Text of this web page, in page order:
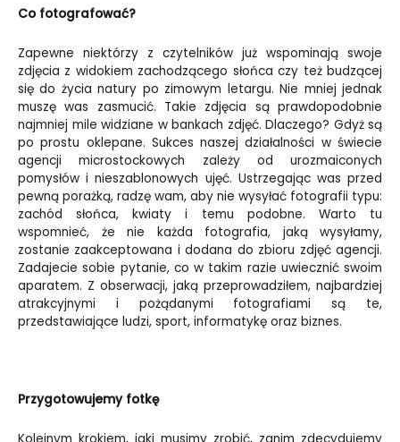
Co fotografować?
Zapewne niektórzy z czytelników już wspominają swoje
zdjęcia z widokiem zachodzącego słońca czy też budzącej
się do życia natury po zimowym letargu. Nie mniej jednak
muszę was zasmucić. Takie zdjęcia są prawdopodobnie
najmniej mile widziane w bankach zdjęć. Dlaczego? Gdyż są
po prostu oklepane. Sukces naszej działalności w świecie
agencji microstockowych zależy od urozmaiconych
pomysłów i nieszablonowych ujęć. Ustrzegając was przed
pewną porażką, radzę wam, aby nie wysyłać fotografii typu:
zachód słońca, kwiaty i temu podobne. Warto tu
wspomnieć, że nie każda fotografia, jaką wysyłamy,
zostanie zaakceptowana i dodana do zbioru zdjęć agencji.
Zadajecie sobie pytanie, co w takim razie uwiecznić swoim
aparatem. Z obserwacji, jaką przeprowadziłem, najbardziej
atrakcyjnymi i pożądanymi fotografiami są te,
przedstawiające ludzi, sport, informatykę oraz biznes.
Przygotowujemy fotkę